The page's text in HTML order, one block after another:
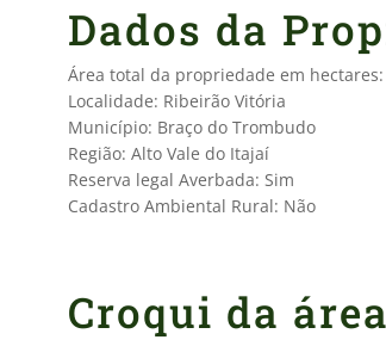
Dados da
Área total da propriedade em
Localidade: Ribeirão Vitória
Município: Braço do Trombudo
Região: Alto Vale do Itajaí
Reserva legal Averbada: Sim
Cadastro Ambiental Rural: Não
Croqui da área